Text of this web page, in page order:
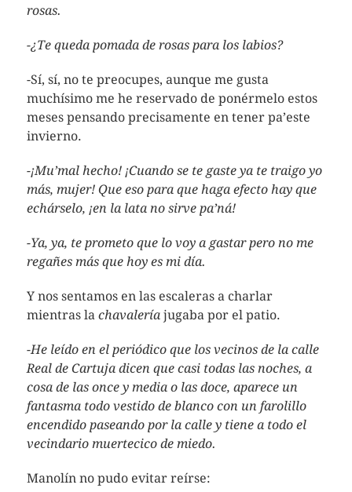
rosas.
-¿Te queda pomada de rosas para los labios?
-Sí, sí, no te preocupes, aunque me gusta
muchísimo me he reservado de ponérmelo estos
meses pensando precisamente en tener pa’este
invierno.
-¡Mu’mal hecho! ¡Cuando se te gaste ya te traigo yo
más, mujer! Que eso para que haga efecto hay que
echárselo, ¡en la lata no sirve pa’ná!
-Ya, ya, te prometo que lo voy a gastar pero no me
regañes más que hoy es mi día.
Y nos sentamos en las escaleras a charlar
mientras la chavaleríajugaba por el patio.
-He leído en el periódico que los vecinos de la calle
Real de Cartuja dicen que casi todas las noches, a
cosa de las once y media o las doce, aparece un
fantasma todo vestido de blanco con un farolillo
encendido paseando por la calle y tiene a todo el
vecindario muertecico de miedo.
Manolín no pudo evitar reírse: